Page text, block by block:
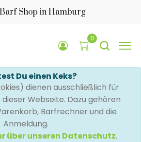
Shop in Hamburg
0
Du einen Keks?
dienen ausschließlich für
Webseite. Dazu gehören
Barfrechner und die
Anmeldung.
über unseren Datenschutz.